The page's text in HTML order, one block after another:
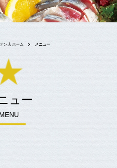
ン店 ホーム メニュー
ュー
MENU